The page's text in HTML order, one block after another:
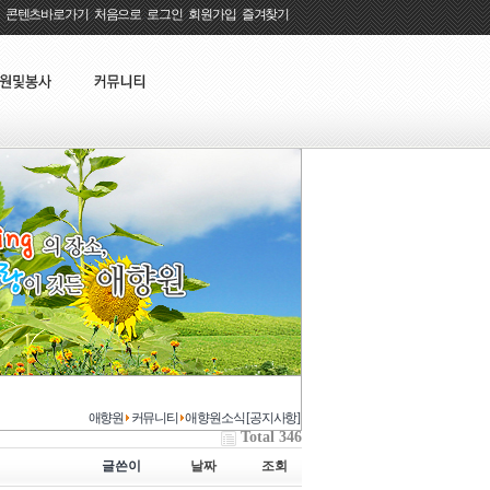
콘텐츠바로가기:처음으로:로그인:회원가입:즐겨찾기
애향원 커뮤니티 애향원소식 [공지사항]
Total 346
글쓴이 날짜 조회